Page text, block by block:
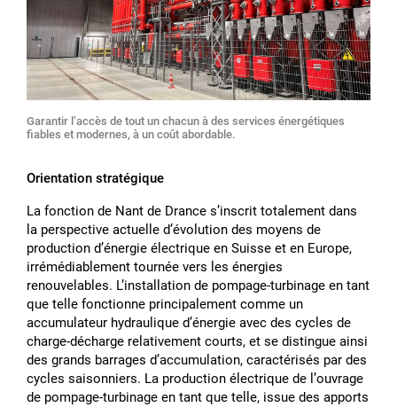
Garantir lʼaccès de tout un chacun à des services énergétiques
fiables et modernes, à un coût abordable.
Orientation stratégique
La fonction de Nant de Drance sʼinscrit totalement dans
la perspective actuelle dʼévolution des moyens de
production dʼénergie électrique en Suisse et en Europe,
irrémédiablement tournée vers les énergies
renouvelables. Lʼinstallation de pompage-turbinage en tant
que telle fonctionne principalement comme un
accumulateur hydraulique dʼénergie avec des cycles de
charge-décharge relativement courts, et se distingue ainsi
des grands barrages dʼaccumulation, caractérisés par des
cycles saisonniers. La production électrique de lʼouvrage
de pompage-turbinage en tant que telle, issue des apports